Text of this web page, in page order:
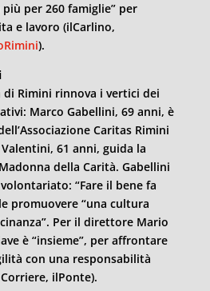
per 260 famiglie” per
e lavoro (ilCarlino,
).
di Rimini rinnova i vertici dei
Marco Gabellini, 69 anni, è
Caritas Rimini
61 anni, guida la
della Carità. Gabellini
“Fare il bene fa
promuovere “una cultura
Per il direttore Mario
è “insieme”, per affrontare
con una responsabilità
ilPonte).